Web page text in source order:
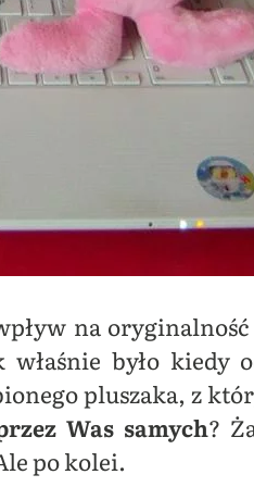
na oryginalność
było kiedy
pluszaka, z
Was samych?
po kolei.